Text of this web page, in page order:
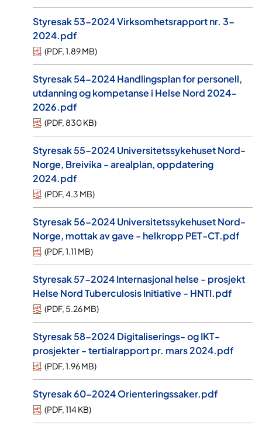
Styresak 53-2024 Virksomhetsrapport nr. 3-
2024.pdf
(PDF,1.89 MB)
Styresak 54-2024 Handlingsplan for personell,
utdanning og kompetanse i Helse Nord 2024-
2026.pdf
(PDF, 830 KB)
Styresak 55-2024 Universitetssykehuset Nord-
Norge, Breivika - arealplan, oppdatering
2024.pdf
(PDF,4.3 MB)
Styresak 56-2024 Universitetssykehuset Nord-
Norge, mottak av gave - helkropp PET-CT.pdf
(PDF,1.11 MB)
Styresak 57-2024 Internasjonal helse - prosjekt
Helse Nord Tuberculosis Initiative - HNTI.pdf
(PDF, 5.26 MB)
Styresak 58-2024 Digitaliserings- og IKT-
prosjekter - tertialrapport pr. mars 2024.pdf
(PDF,1.96 MB)
Styresak 60-2024 Orienteringssaker.pdf
(PDF,114 KB)